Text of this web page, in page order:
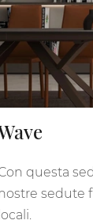
questa
sedute
locali.